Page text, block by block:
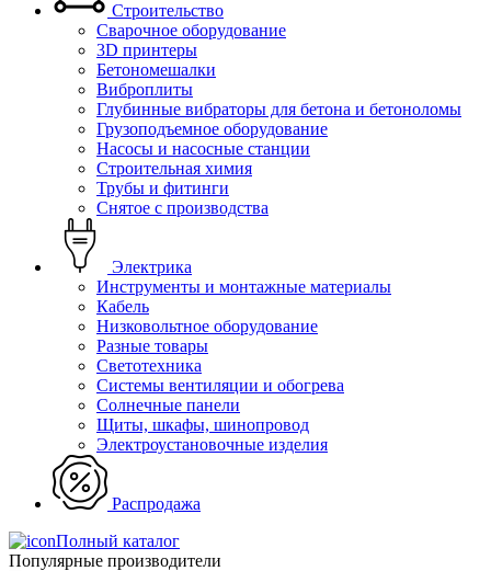
Строительство
Сварочное оборудование
3D принтеры
Бетономешалки
Виброплиты
Глубинные вибраторы для бетона и бетоноломы
Грузоподъемное оборудование
Насосы и насосные станции
Строительная химия
Трубы и фитинги
Снятое с производства
Электрика
Инструменты и монтажные материалы
Кабель
Низковольтное оборудование
Разные товары
Светотехника
Системы вентиляции и обогрева
Солнечные панели
Щиты, шкафы, шинопровод
Электроустановочные изделия
Распродажа
Полный каталог
Популярные производители